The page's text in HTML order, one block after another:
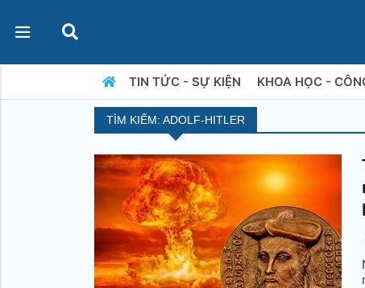
TIN TỨC - SỰ KIỆN KHOA HỌC -
TÌM KIẾM: ADOLF-HITLER